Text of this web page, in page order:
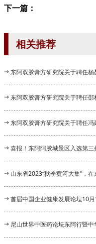
下一篇：
相关推荐
东阿双胶膏方研究院关于聘任
家的公告
东阿双胶膏方研究院关于聘任
法炮制顾...
东阿双胶膏方研究院关于聘任
长的公告
喜报！东阿阿胶城景区入选第
费集聚区
山东省2023“秋季黄河大集”，在
首届中国企业健康发展论坛10月
尼山世界中医药论坛东阿行暨